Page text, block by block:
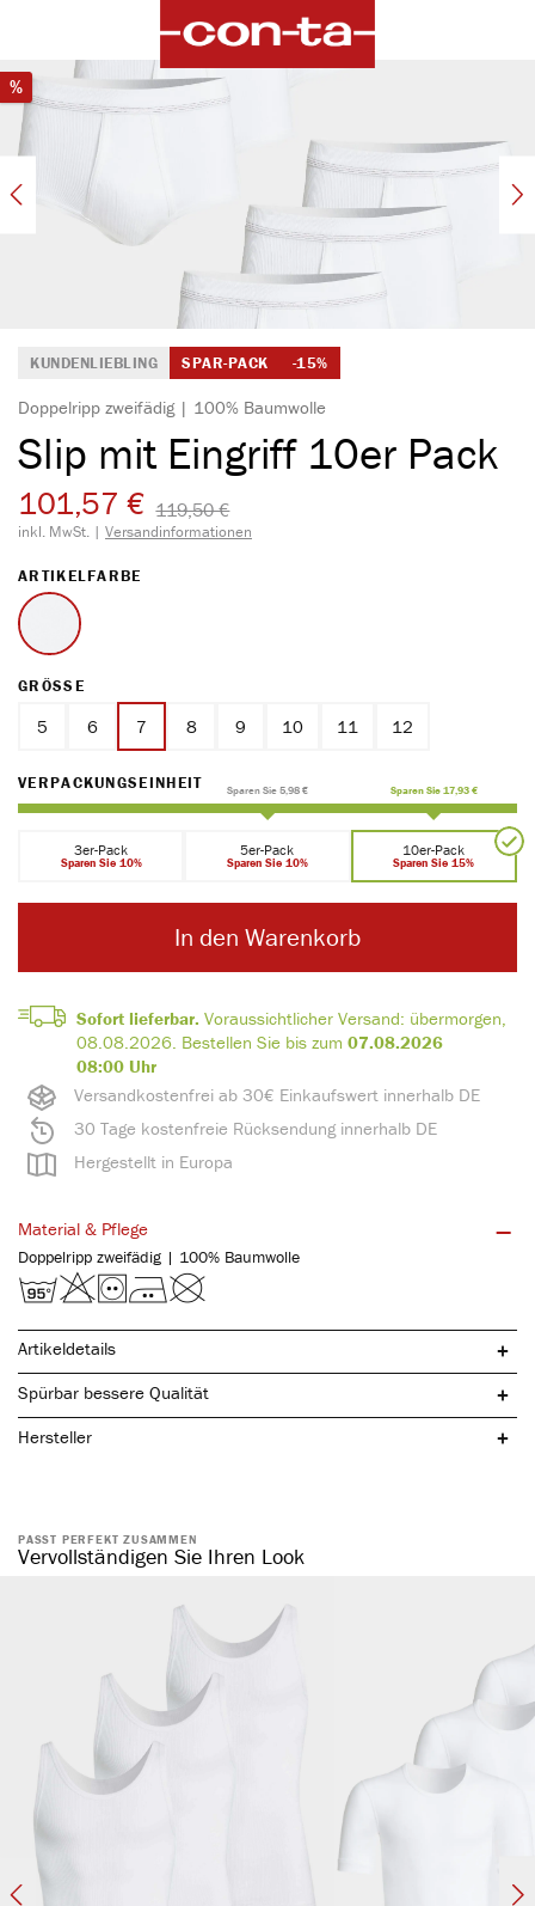
Bildergalerie überspringen
%Rabatt
Versandkostenfrei ab 30€ Einkaufswert innerhalb DE
30 Tage kostenfreie Rücksendung innerhalb DE
Hergestellt in Europa
KUNDENLIEBLING SPAR-PACK -15%
Doppelripp zweifädig | 100% Baumwolle
Slip mit Eingriff 10er Pack
101,57 € 119,50 €​
inkl. MwSt. | Versandinformationen
Sofort lieferbar. Voraussichtlicher Versand: übermorgen,
08.08.2026. Bestellen Sie bis zum 07.08.2026
08:00 Uhr
ARTIKELFARBE
weiss
GRÖSSE AUSWÄHLEN
5 6 7 8 9 10 11 12
VERPACKUNGSEINHEITAUSWÄHLEN
Sparen Sie 5,98 € Sparen Sie 17,93 €
3er-Pack
Sparen Sie 10%
5er-Pack
Sparen Sie 10%
10er-Pack
Sparen Sie 15%
In den Warenkorb
Material & Pflege
Doppelripp zweifädig | 100% Baumwolle
Artikeldetails
reine, natürliche Baumwolle
mit praktischem Eingriff
ohne störende Seitennähte
atmungsaktiv & temperaturausgleichend
kochfest, pflegeleicht & hautsympathisch
spürbar hochwertig
langlebig & strapazierfähig aufgrund des hohen Stoffgewichts (270 g/m²)
Spürbar bessere Qualität
Hersteller
PASST PERFEKT ZUSAMMEN
Vervollständigen Sie Ihren Look